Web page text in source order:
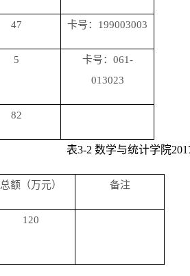
47 卡号：199003003
5
卡号：061-
013023
82
表3-2 数学与统计学院
总额（万元） 备注
120